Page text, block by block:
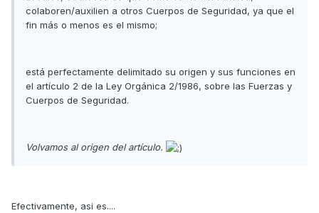
colaboren/auxilien a otros Cuerpos de Seguridad, ya que el
fin más o menos es el mismo;
está perfectamente delimitado su origen y sus funciones en
el artículo 2 de la Ley Orgánica 2/1986, sobre las Fuerzas y
Cuerpos de Seguridad.
Volvamos al origen del artículo.
Efectivamente, asi es....